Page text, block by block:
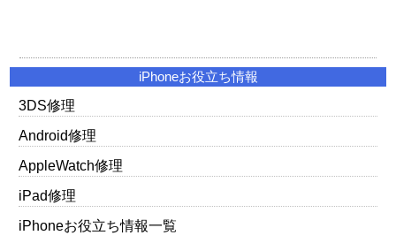
iPhoneお役立ち情報
3DS修理
Android修理
AppleWatch修理
iPad修理
iPhoneお役立ち情報一覧